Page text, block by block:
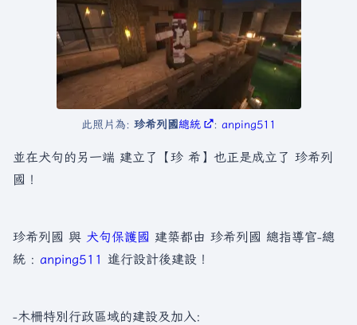
此照片為: 珍希列國總統 : anping511
並在犬句的另一端 建立了【珍 希】也正是成立了 珍希列
國！
珍希列國 與 犬句保護國 建築都由 珍希列國 總指導官-總
統 : anping511 進行設計後建設！
-木柵特別行政區域的建設及加入: